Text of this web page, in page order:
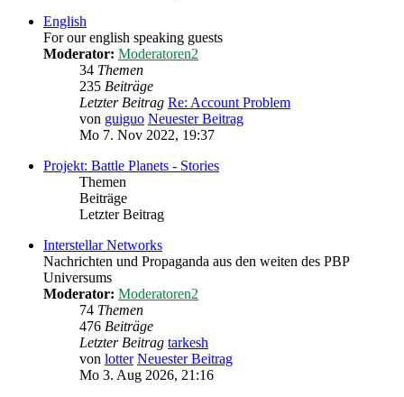
English
For our english speaking guests
Moderator: Moderatoren2
34 Themen
235 Beiträge
Letzter Beitrag Re: Account Problem
von guiguo Neuester Beitrag
Mo 7. Nov 2022, 19:37
Projekt: Battle Planets - Stories
Themen
Beiträge
Letzter Beitrag
Interstellar Networks
Nachrichten und Propaganda aus den weiten des PBP
Universums
Moderator: Moderatoren2
74 Themen
476 Beiträge
Letzter Beitrag tarkesh
von lotter Neuester Beitrag
Mo 3. Aug 2026, 21:16